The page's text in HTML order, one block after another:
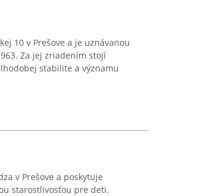
10 v Prešove a je uznávanou
Za jej zriadením stojí
stabilite a významu
v Prešove a poskytuje
starostlivosťou pre deti.